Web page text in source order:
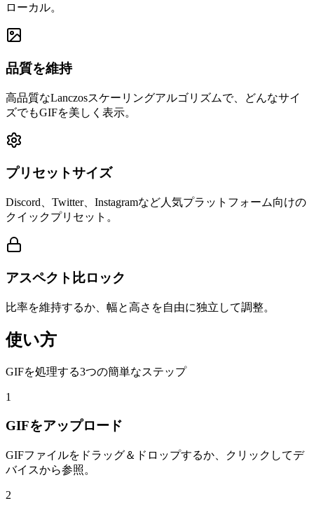
ローカル。
品質を維持
高品質なLanczosスケーリングアルゴリズムで、どんなサイ
ズでもGIFを美しく表示。
プリセットサイズ
Discord、Twitter、Instagramなど人気プラットフォーム向けの
クイックプリセット。
アスペクト比ロック
比率を維持するか、幅と高さを自由に独立して調整。
使い方
GIFを処理する3つの簡単なステップ
1
GIFをアップロード
GIFファイルをドラッグ＆ドロップするか、クリックしてデ
バイスから参照。
2